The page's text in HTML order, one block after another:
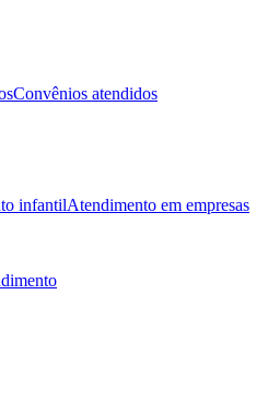
Convênios atendidos
infantilAtendimento em empresas